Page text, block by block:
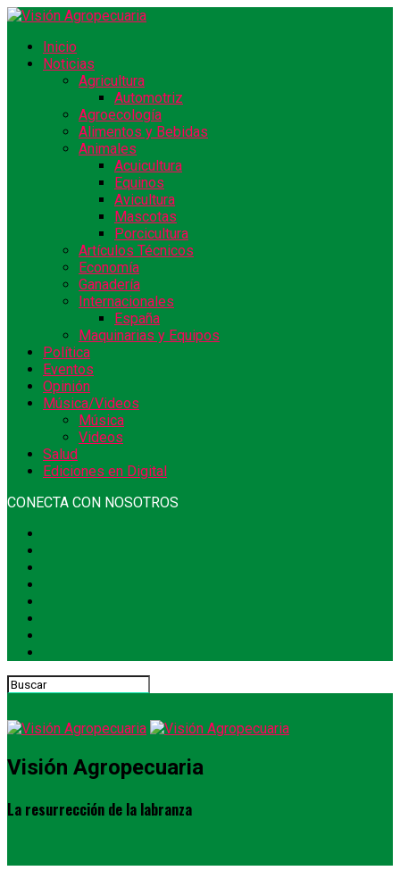
Inicio
Noticias
Agricultura
Automotriz
Agroecología
Alimentos y Bebidas
Animales
Acuicultura
Equinos
Avicultura
Mascotas
Porcicultura
Artículos Técnicos
Economía
Ganadería
Internacionales
España
Maquinarias y Equipos
Política
Eventos
Opinión
Música/Videos
Música
Videos
Salud
Ediciones en Digital
CONECTA CON NOSOTROS
Visión Agropecuaria
La resurrección de la labranza